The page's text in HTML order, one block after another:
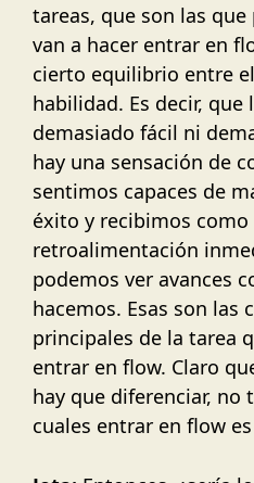
tareas, que son las
van a hacer entrar en
cierto equilibrio entre
habilidad. Es decir,
demasiado fácil ni
hay una sensación de
sentimos capaces de
éxito y recibimos
retroalimentación
podemos ver avances
hacemos. Esas son las
principales de la tarea
entrar en flow. Claro
hay que diferenciar, no
cuales entrar en flow